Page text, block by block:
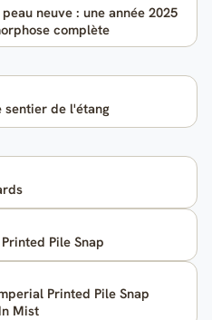
neuve : une année 2025
complète
sentier de l'étang
Pile Snap
Printed Pile Snap
Mist